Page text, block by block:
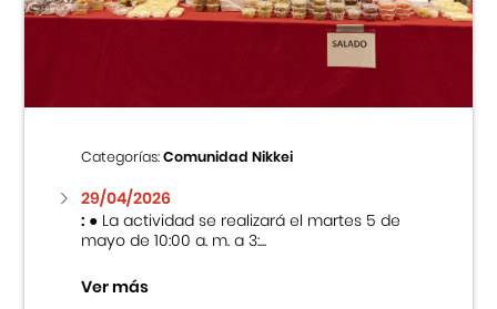
Centro Cultural Peruano Japonés
Museo de la Inmigración Japonesa
Fondo Editorial
Teatro Peruano Japonés
Categorías:Comunidad Nikkei
29/04/2026
:● La actividad se realizará el martes 5 de
mayo de 10:00 a. m. a 3:...
Ver más